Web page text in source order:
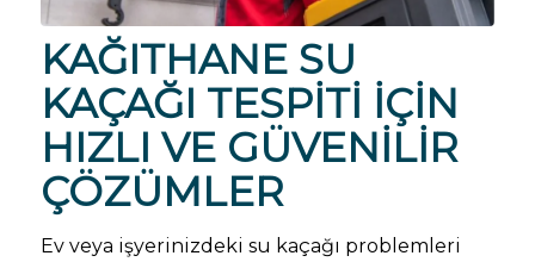
KAĞITHANE SU
KAÇAĞI TESPITI İÇIN
HIZLI VE GÜVENILIR
ÇÖZÜMLER
Ev veya işyerinizdeki su kaçağı problemleri